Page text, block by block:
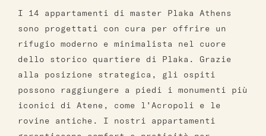
I 14 appartamenti di master Plaka Athens
sono progettati con cura per offrire un
rifugio moderno e minimalista nel cuore
dello storico quartiere di Plaka. Grazie
alla posizione strategica, gli ospiti
possono raggiungere a piedi i monumenti più
iconici di Atene, come l’Acropoli e le
rovine antiche. I nostri appartamenti